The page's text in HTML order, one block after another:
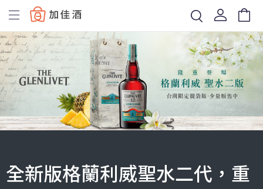
Baccus
全新版格蘭利威聖水二代，重